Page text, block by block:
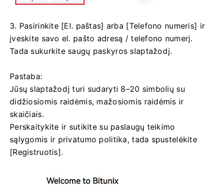
3. Pasirinkite [El. paštas] arba [Telefono numeris] ir
įveskite savo el. pašto adresą / telefono numerį.
Tada sukurkite saugų paskyros slaptažodį.
Pastaba:
Jūsų slaptažodį turi sudaryti 8–20 simbolių su
didžiosiomis raidėmis, mažosiomis raidėmis ir
skaičiais.
Perskaitykite ir sutikite su paslaugų teikimo
sąlygomis ir privatumo politika, tada spustelėkite
[Registruotis].